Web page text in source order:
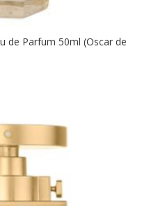
de Parfum 50ml (Oscar de